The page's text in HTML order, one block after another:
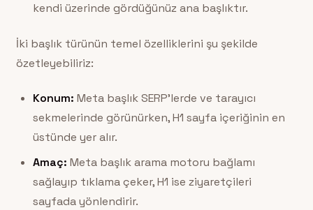
kendi üzerinde gördüğünüz ana başlıktır.
İki başlık türünün temel özelliklerini şu şekilde
özetleyebiliriz:
Konum: Meta başlık SERP’lerde ve tarayıcı
sekmelerinde görünürken, H1 sayfa içeriğinin en
üstünde yer alır.
Amaç: Meta başlık arama motoru bağlamı
sağlayıp tıklama çeker, H1 ise ziyaretçileri
sayfada yönlendirir.